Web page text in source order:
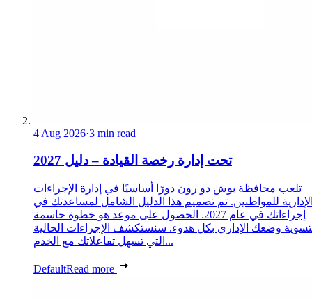
4 Aug 2026·3 min read
تحت إدارة رخصة القيادة – دليل 2027
تلعب محافظة بوش دو رون دورًا أساسيًا في إدارة الإجراءات
للمواطنين. تم تصميم هذا الدليل الشامل لمساعدتك في
إجراءاتك في عام 2027. الحصول على موعد هو خطوة حاسمة
وضعك الإداري بكل هدوء. سنستكشف الإجراءات الحالية
التي تسهل تفاعلاتك مع الخدم...
DefaultRead more